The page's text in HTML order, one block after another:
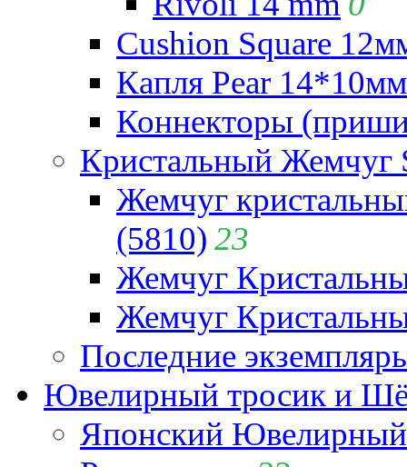
Cushion Square
Капля Pear
Коннекторы
Кристальный Жемчуг
Жемчуг
(5810) 23
Жемчуг
Жемчуг
Последние
Ювелирный тросик и
Японский